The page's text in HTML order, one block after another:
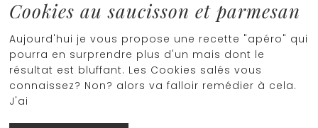
Cookies au saucisson et parmesan
Aujourd'hui je vous propose une recette "apéro" qui
pourra en surprendre plus d'un mais dont le
résultat est bluffant. Les Cookies salés vous
connaissez? Non? alors va falloir remédier à cela.
J'ai